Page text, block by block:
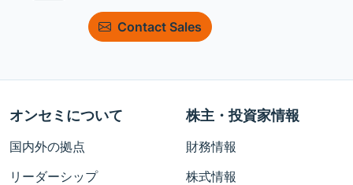
Contact Sales
オンセミについて
国内外の拠点
リーダーシップ
株主・投資家情報
財務情報
株式情報